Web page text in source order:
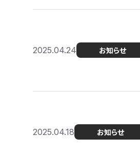
2025.04.24 お知らせ
2025.04.18 お知らせ